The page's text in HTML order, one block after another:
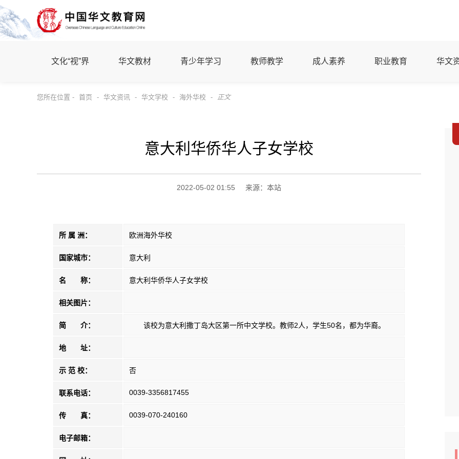
文化“视”界 华文教材 青少年学习 教师教学 成人素养 职业教育 华文
您所在位置 - 首页 - 华文资讯 - 华文学校 - 海外华校 - 正文
意大利华侨华人子女学校
2022-05-02 01:55 来源：本站
所 属 洲： 欧洲海外华校
国家城市： 意大利
名 称： 意大利华侨华人子女学校
相关图片：
简 介： 该校为意大利撒丁岛大区第一所中文学校。教师2人，学生50名，都为华裔。
地 址：
示 范 校： 否
联系电话： 0039-3356817455
传 真： 0039-070-240160
电子邮箱：